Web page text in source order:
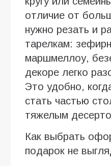
отличие от
нужно резать и
тарелкам:
маршмеллоу,
декоре легко
Это удобно,
стать частью
тяжелым
Как выбрать
подарок не